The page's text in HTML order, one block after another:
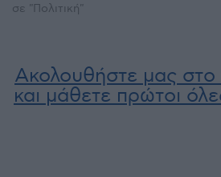
σε "Πολιτική"
Ακολουθήστε μας στο
και μάθετε πρώτοι